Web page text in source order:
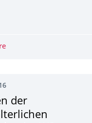
SPRECHSTUNDE VON
der